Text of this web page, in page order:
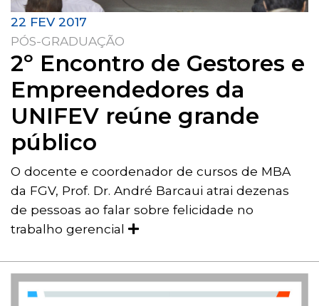
22 FEV 2017
PÓS-GRADUAÇÃO
2º Encontro de Gestores e
Empreendedores da
UNIFEV reúne grande
público
O docente e coordenador de cursos de MBA
da FGV, Prof. Dr. André Barcaui atrai dezenas
de pessoas ao falar sobre felicidade no
trabalho gerencial